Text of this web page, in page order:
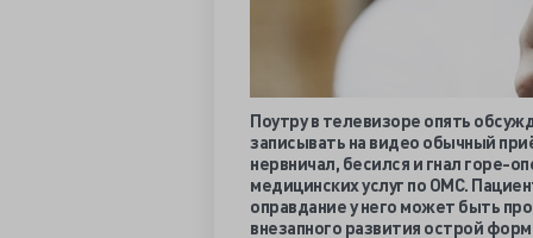
Поутру в телевизоре опять
записывать на видео обычный
нервничал, бесился и гнал горе-
медицинских услуг по ОМС.
оправдание у него может быть
внезапного развития острой